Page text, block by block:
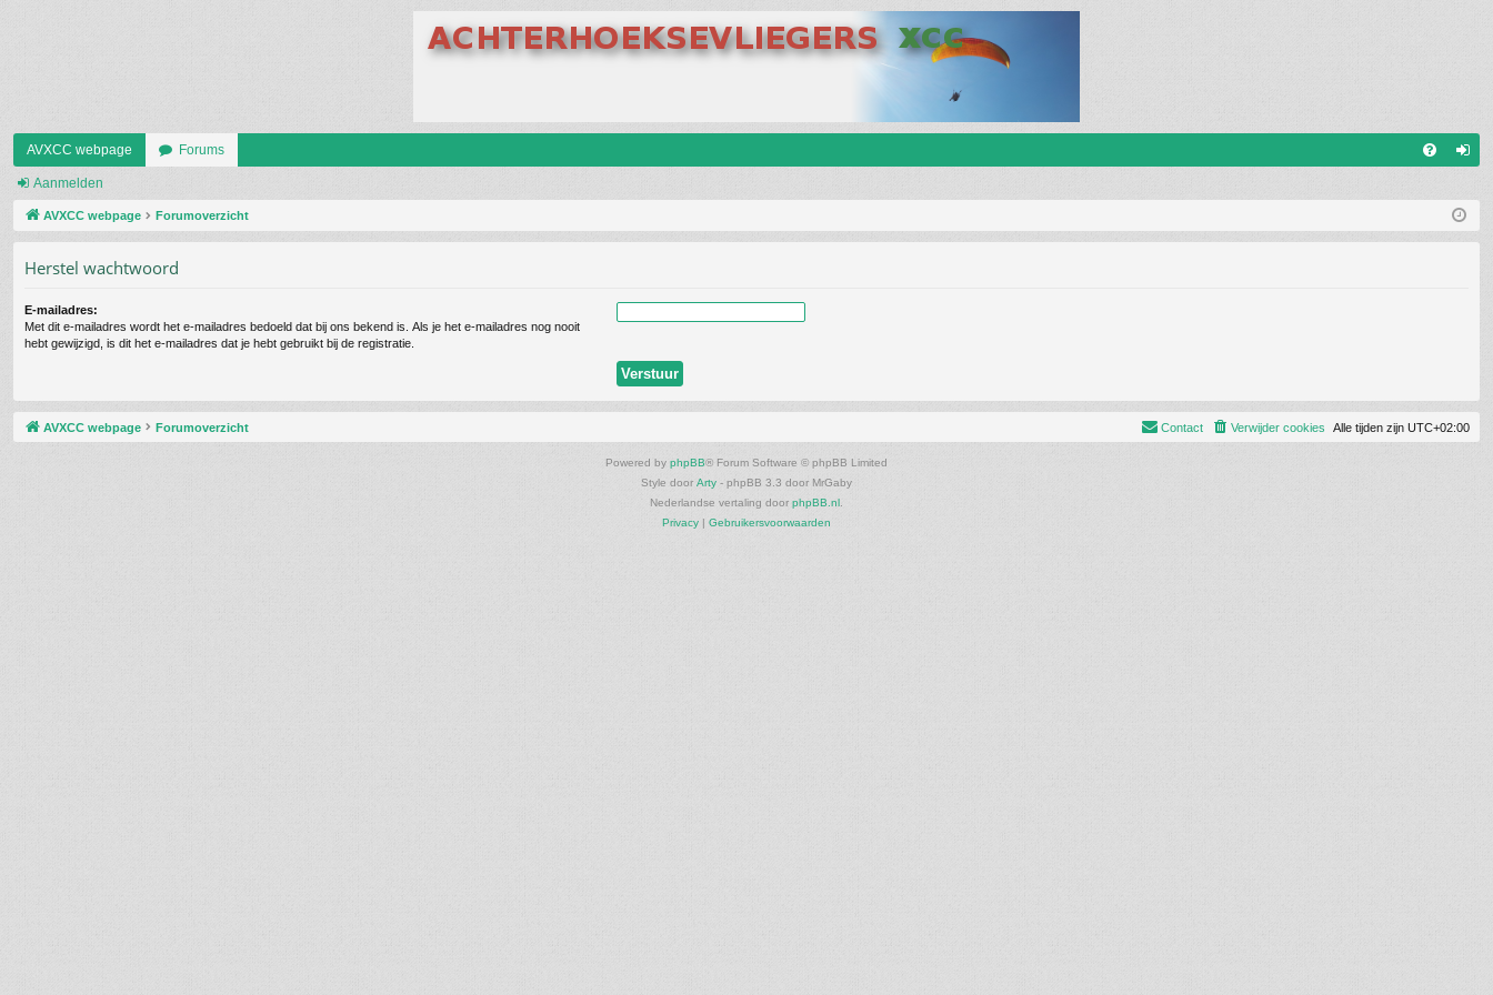
AVXCC webpage Forums
m
Aanmelden
AVXCC webpage Forumoverzicht
Herstel wachtwoord
E-mailadres:
Met dit e-mailadres wordt het e-mailadres bedoeld dat bij ons bekend is. Als je het e-mailadres nog nooit
hebt gewijzigd, is dit het e-mailadres dat je hebt gebruikt bij de registratie.
AVXCC webpage Forumoverzicht Alle tijden zijn UTC+02:00
Verwijder cookies
Contact
Powered by phpBB® Forum Software © phpBB Limited
Style door Arty - phpBB 3.3 door MrGaby
Nederlandse vertaling door phpBB.nl
Privacy | Gebruikersvoorwaarden